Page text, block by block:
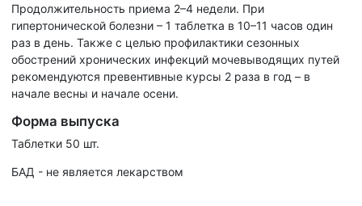
Продолжительность приема 2–4 недели. При
гипертонической болезни – 1 таблетка в 10–11 часов один
раз в день. Также с целью профилактики сезонных
обострений хронических инфекций мочевыводящих путей
рекомендуются превентивные курсы 2 раза в год – в
начале весны и начале осени.
Форма выпуска
Таблетки 50 шт.
БАД - не является лекарством